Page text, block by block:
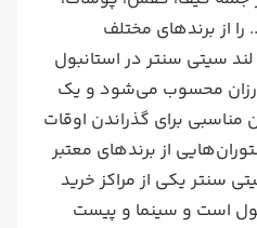
از برندهای مختلف
سیتی سنتر در استانبول
ارزان محسوب می‌شود و یک
مناسبی برای گذراندن اوقات
از برندهای معتبر
سنتر یکی از مراکز خرید
است و سینما و پیست